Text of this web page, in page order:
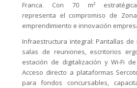
Franca. Con 70 m²
representa el compromiso de
emprendimiento e innovación
Infraestructura integral: Pantallas de
salas de reuniones, escritorios
estación de digitalización y Wi-Fi
Acceso directo a plataformas
para fondos concursables,